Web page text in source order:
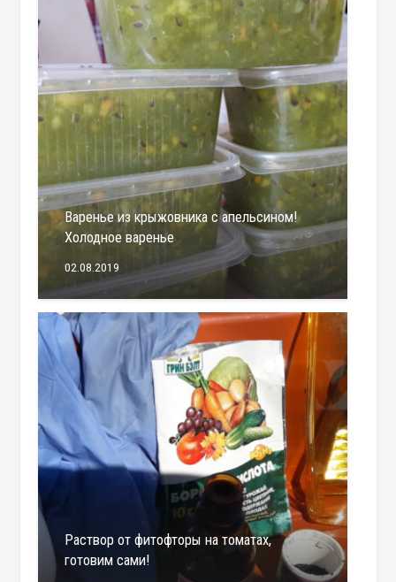
Варенье из крыжовника с апельсином!
Холодное варенье
02.08.2019
Раствор от фитофторы на томатах,
готовим сами!